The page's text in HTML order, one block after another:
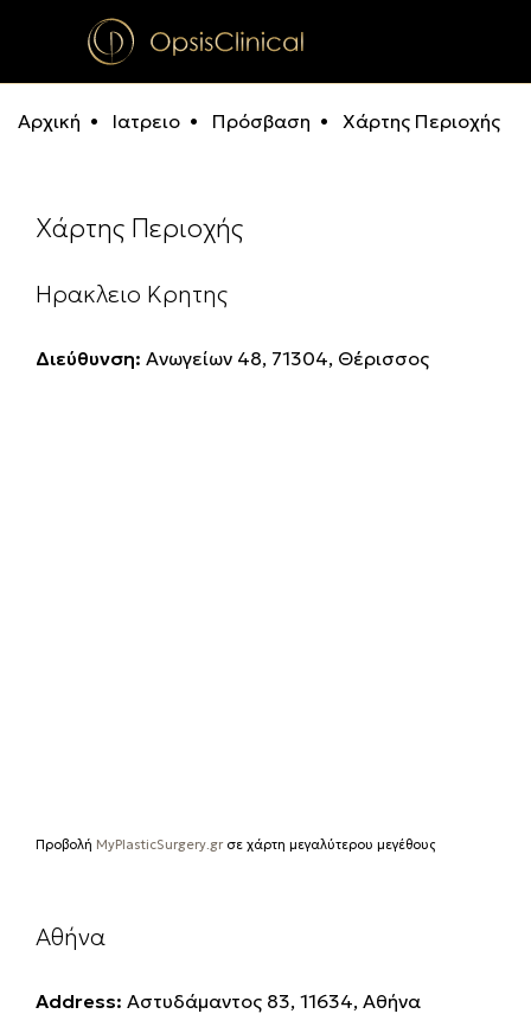
Αρχική Ιατρειο Πρόσβαση Χάρτης Περιοχής
Χάρτης Περιοχής
Ηρακλειο Κρητης
Διεύθυνση: Ανωγείων 48, 71304, Θέρισσος
Προβολή MyPlasticSurgery.grσε χάρτη μεγαλύτερου μεγέθους
Αθήνα
Address: Αστυδάμαντος 83, 11634, Αθήνα